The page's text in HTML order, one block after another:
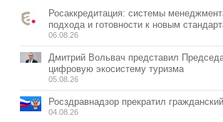
Росаккредитация: системы
подхода и готовности к новым
06.08.26
Дмитрий Вольвач представил
цифровую экосистему туризма
05.08.26
Росздравнадзор прекратил
04.08.26